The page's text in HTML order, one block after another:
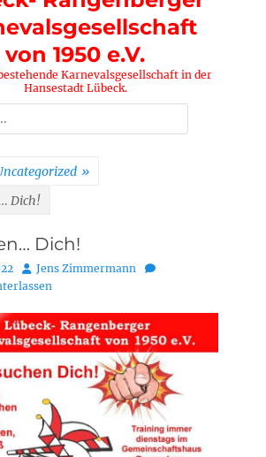
von 1950 e.V.
Karnevalsgesellschaft in der
Hansestadt Lübeck.
»
Dich!
Dich!
AutorJens Zimmermann